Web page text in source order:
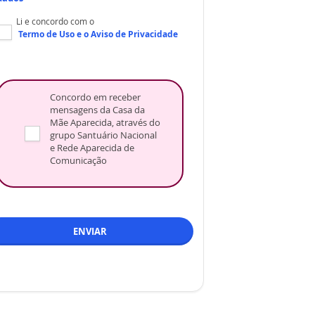
Li e concordo com o
Termo de Usoe oAviso de Privacidade
Concordo em receber
mensagens da Casa da
Mãe Aparecida, através do
grupo Santuário Nacional
e Rede Aparecida de
Comunicação
ENVIAR